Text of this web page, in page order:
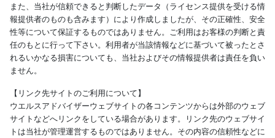
また、当社が信頼できると判断したデータ（ライセンス提供を受ける情
報提供者のものも含みます）により作成しましたが、その正確性、安全
性等について保証するものではありません。ご利用はお客様の判断と責
任のもとに行って下さい。利用者が当該情報などに基づいて被ったとさ
れるいかなる損害についても、当社およびその情報提供者は責任を負い
ません。
【リンク先サイトのご利用について】
ウエルスアドバイザーウェブサイトの各コンテンツからは外部のウェブ
サイトなどへリンクをしている場合があります。リンク先のウェブサイ
トは当社が管理運営するものではありません。その内容の信頼性などに